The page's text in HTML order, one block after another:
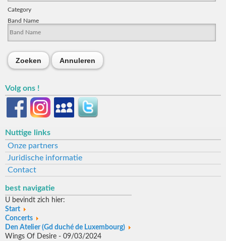
Category
Band Name
Zoeken Annuleren
Volg ons !
Nuttige links
Onze partners
Juridische informatie
Contact
best navigatie
U bevindt zich hier:
Start
Concerts
Den Atelier (Gd duché de Luxembourg)
Wings Of Desire - 09/03/2024